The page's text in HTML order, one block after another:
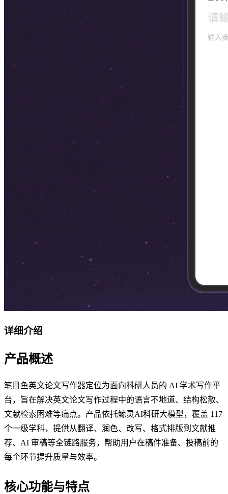
详细介绍
产品概述
笔目鱼英文论文写作器定位为面向科研人员的 AI 学术写作平
台，旨在解决英文论文写作过程中的语言不地道、结构松散、
文献检索困难等痛点。产品依托鲸灵AI科研大模型，覆盖 117
个一级学科，提供从翻译、润色、改写、格式排版到文献推
荐、AI 审稿等全链路服务，帮助用户在稿件准备、投稿前的
每个环节提升质量与效率。
核心功能与特点